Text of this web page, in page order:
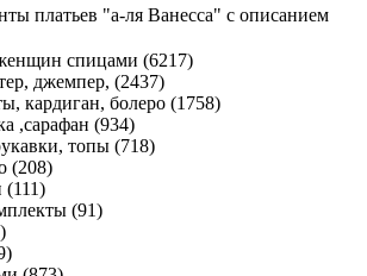
платьев "а-ля Ванесса" с описанием
спицами (6217)
джемпер, (2437)
кардиган, болеро (1758)
,сарафан (934)
топы (718)
(208)
(91)